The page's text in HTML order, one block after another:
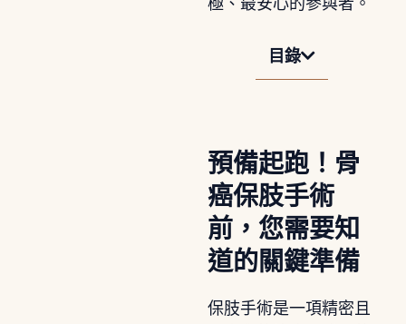
目錄
預備起跑！骨
癌保肢手術
前，您需要知
道的關鍵準備
保肢手術是一項精密且